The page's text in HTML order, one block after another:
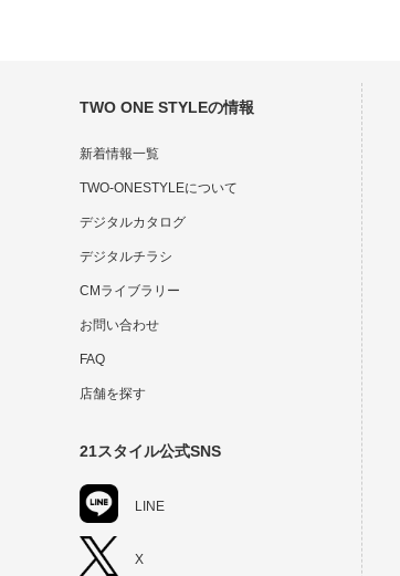
TWO ONE STYLEの情報
新着情報一覧
TWO-ONESTYLEについて
デジタルカタログ
デジタルチラシ
CMライブラリー
お問い合わせ
FAQ
店舗を探す
21スタイル公式SNS
LINE
X